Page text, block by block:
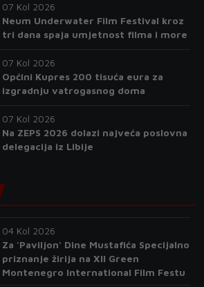
07 Kol 2026
Neum Underwater Film Festival kroz
tri dana spaja umjetnost filma i more
07 Kol 2026
Općini Kupres 200 tisuća eura za
izgradnju vatrogasnog doma
07 Kol 2026
Na ZEPS 2026 dolazi najveća poslovna
delegacija iz Libije
04 Kol 2026
Za 'Paviljon' Dine Mustafića Specijalno
priznanje žirija na XII Green
Montenegro International Film Festu